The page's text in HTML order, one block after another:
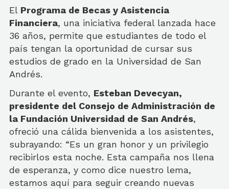
El Programa de Becas y Asistencia
Financiera, una iniciativa federal lanzada hace
36 años, permite que estudiantes de todo el
país tengan la oportunidad de cursar sus
estudios de grado en la Universidad de San
Andrés.
Durante el evento, Esteban Devecyan,
presidente del Consejo de Administración de
la Fundación Universidad de San Andrés,
ofreció una cálida bienvenida a los asistentes,
subrayando: “Es un gran honor y un privilegio
recibirlos esta noche. Esta campaña nos llena
de esperanza, y como dice nuestro lema,
estamos aquí para seguir creando nuevas